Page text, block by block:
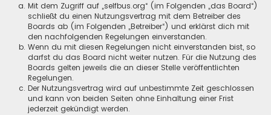
Mit dem Zugriff auf „selfbus.org“ (im Folgenden „das Board“)
schließt du einen Nutzungsvertrag mit dem Betreiber des
Boards ab (im Folgenden „Betreiber“) und erklärst dich mit
den nachfolgenden Regelungen einverstanden.
Wenn du mit diesen Regelungen nicht einverstanden bist, so
darfst du das Board nicht weiter nutzen. Für die Nutzung des
Boards gelten jeweils die an dieser Stelle veröffentlichten
Regelungen.
Der Nutzungsvertrag wird auf unbestimmte Zeit geschlossen
und kann von beiden Seiten ohne Einhaltung einer Frist
jederzeit gekündigt werden.